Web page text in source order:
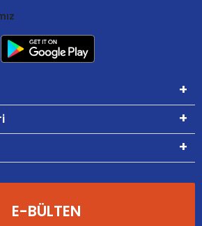
E-BÜLTEN